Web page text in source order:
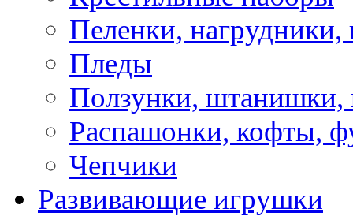
Пеленки, нагрудники,
Пледы
Ползунки, штанишки,
Распашонки, кофты,
Чепчики
Развивающие игрушки